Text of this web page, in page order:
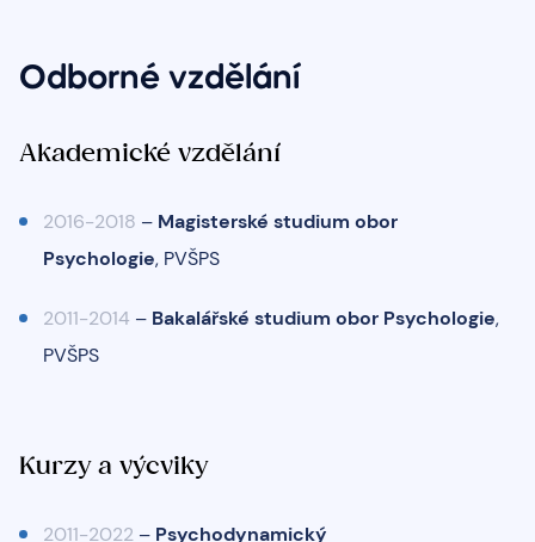
Odborné vzdělání
Akademické vzdělání
2016-2018 – Magisterské studium obor
Psychologie, PVŠPS
2011-2014 – Bakalářské studium obor Psychologie,
PVŠPS
Kurzy a výcviky
2011-2022 – Psychodynamický